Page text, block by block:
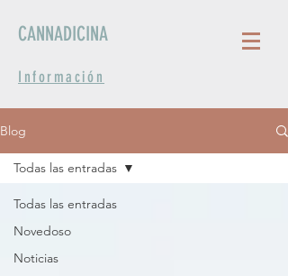
Información
CANNADICINA
Blog
Todas las entradas
Novedoso
Noticias
Todas las entradas